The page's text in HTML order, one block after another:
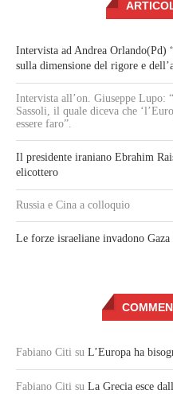
Intervista ad Andrea Orlando(Pd)
sulla dimensione del rigore e
Intervista all’on. Giuseppe
Sassoli, il quale diceva che
essere faro”.
Il presidente iraniano Ebrahim
elicottero
Russia e Cina a colloquio
Le forze israeliane invadono Gaza
Fabiano Citi su L’Europa ha
Fabiano Citi su La Grecia esce